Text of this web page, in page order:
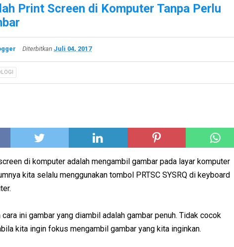
Print Screen di Komputer Tanpa Perlu
Diterbitkan Juli 04, 2017
di komputer adalah mengambil gambar pada layar komputer
kita selalu menggunakan tombol PRTSC SYSRQ di keyboard
ini gambar yang diambil adalah gambar penuh. Tidak cocok
kita ingin fokus mengambil gambar yang kita inginkan.